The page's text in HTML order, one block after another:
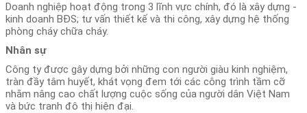
Doanh nghiệp hoạt động trong 3 lĩnh vực chính, đó là xây dựng -
kinh doanh BĐS; tư vấn thiết kế và thi công, xây dựng hệ thống
phòng cháy chữa cháy.
Nhân sự
Công ty được gây dựng bởi những con người giàu kinh nghiệm,
tràn đầy tâm huyết, khát vọng đem tới các công trình tầm cỡ
nhằm nâng cao chất lượng cuộc sống của người dân Việt Nam
và bức tranh đô thị hiện đại.